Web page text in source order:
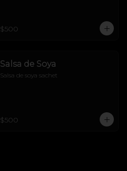
$500
Salsa de Soya
Salsa de soya sachet
$500